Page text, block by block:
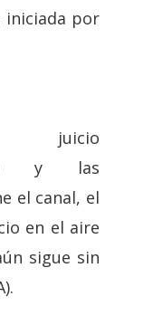
iniciada por
juicio
y las
el canal, el
en el aire
sigue sin